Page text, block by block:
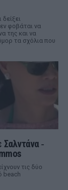
φοβάται να
της και να
τα σχόλια που
‑
τις δύο
beach